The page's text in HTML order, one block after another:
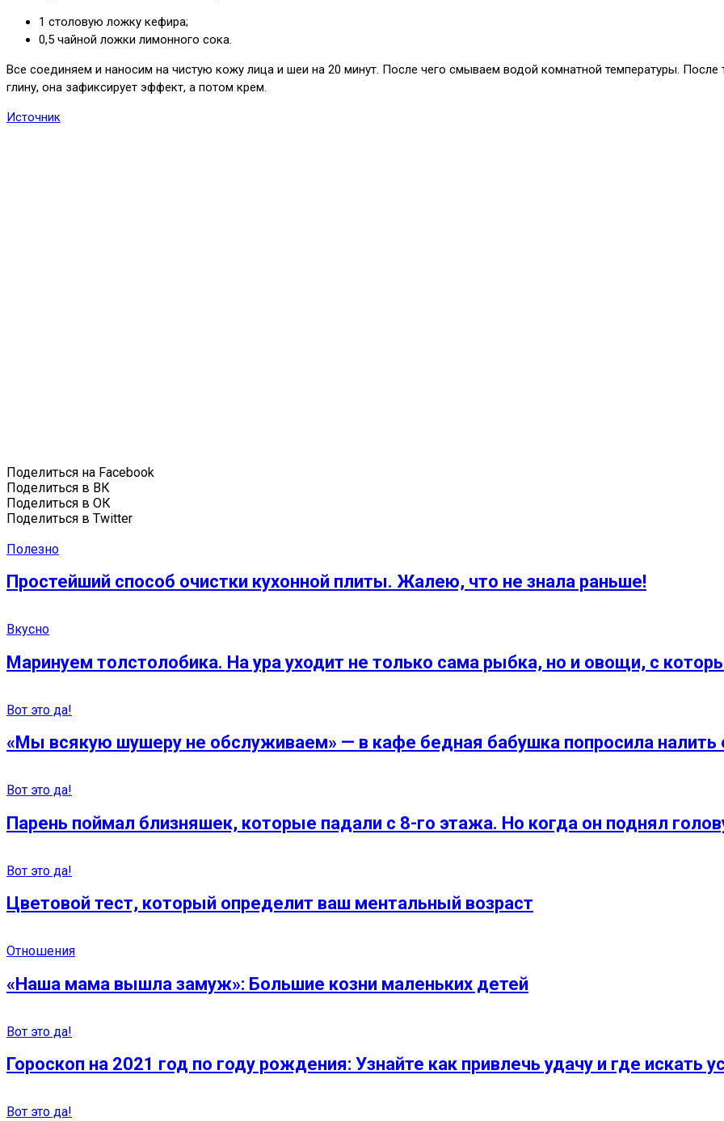
1 столовую ложку кефира;
0,5 чайной ложки лимонного сока.
Все соединяем и наносим на чистую кожу лица и шеи на 20 минут. После чего смываем водой комнатной температуры.
глину, она зафиксирует эффект, а потом крем.
Источник
Поделиться на Facebook
Поделиться в ВК
Поделиться в ОК
Поделиться в Twitter
Полезно
Простейший способ очистки кухонной плиты. Жалею, что не знала раньше!
Вкусно
Маринуем толстолобика. На ура уходит не только сама рыбка, но и овощи, с
Вот это да!
«Мы всякую шушеру не обслуживаем» — в кафе бедная бабушка попросила налить
Вот это да!
Парень поймал близняшек, которые падали с 8-го этажа. Но когда он поднял
Вот это да!
Цветовой тест, который определит ваш ментальный возраст
Отношения
«Наша мама вышла замуж»: Большие козни маленьких детей
Вот это да!
Гороскоп на 2021 год по году рождения: Узнайте как привлечь удачу и где искать
Вот это да!